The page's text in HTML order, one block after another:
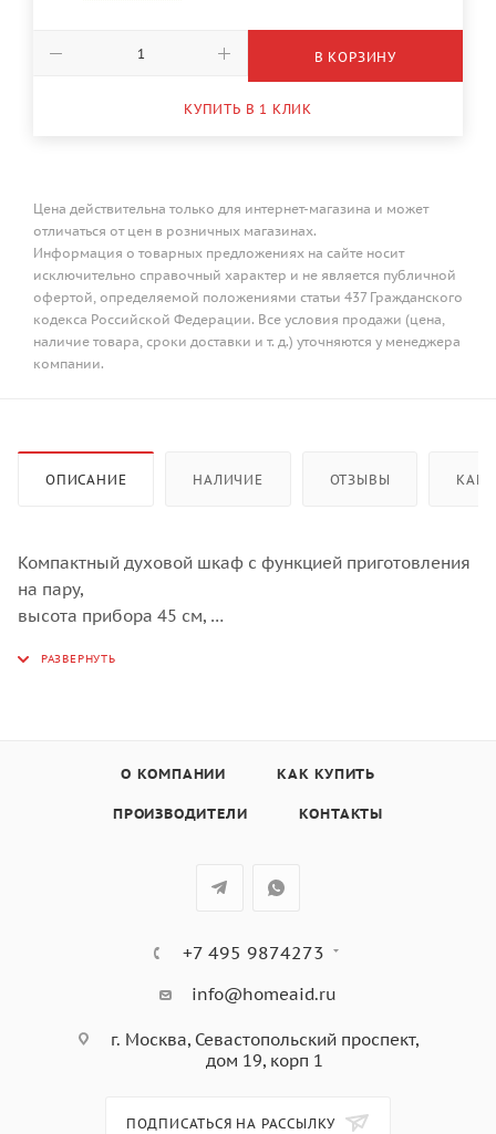
В КОРЗИНУ
КУПИТЬ В 1 КЛИК
Цена действительна только для интернет-магазина и может
отличаться от цен в розничных магазинах.
Информация о товарных предложениях на сайте носит
исключительно справочный характер и не является публичной
офертой, определяемой положениями статьи 437 Гражданского
кодекса Российской Федерации. Все условия продажи (цена,
наличие товара, сроки доставки и т. д.) уточняются у менеджера
компании.
ОПИСАНИЕ НАЛИЧИЕ ОТЗЫВЫ КАК
Компактный духовой шкаф с функцией приготовления
на пару,
высота прибора 45 см,
LЕD дисплей белого цвета Cold White,
температурный щуп FoodProbe с функцией
дверца духового шкафа с двойным остеклением,
Функция очистки Steam Cleaning,
эмаль легкой очистки,
решетка, перфорированный противень для
приготовления на пару,
О КОМПАНИИ КАК КУПИТЬ
ПРОИЗВОДИТЕЛИ КОНТАКТЫ
+7 495 9874273
info@homeaid.ru
г. Москва, Севастопольский проспект,
дом 19, корп 1
ПОДПИСАТЬСЯ НА РАССЫЛКУ